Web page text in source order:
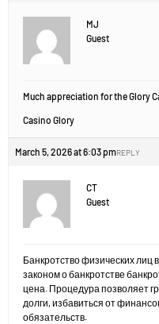
MJ
Guest
Much appreciation for the Glory
Casino Glory
March 5, 2026 at 6:03 pmREPLY
CT
Guest
Банкротство физических лиц
законом о банкротстве
цена. Процедура позволяет
долги, избавиться от
обязательств.